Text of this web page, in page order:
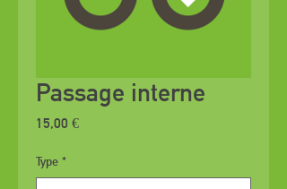
Passage interne
15,00 €Prix
Type *